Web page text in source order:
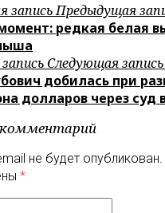
записьПредыдущая
редкая белая
Следующая запись
добилась при
долларов через суд
не будет опубликован.
*